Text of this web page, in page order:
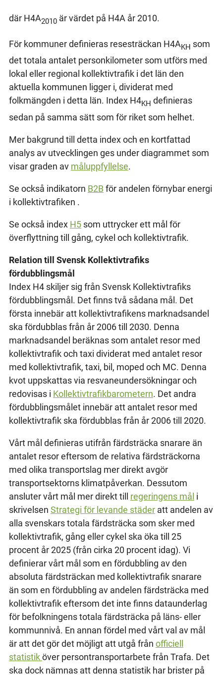
där H4A2010är värdet på H4A år 2010.
För kommuner definieras resesträckan H4AKH som
det totala antalet personkilometer som utförs med
lokal eller regional kollektivtrafik i det län den
aktuella kommunen ligger i, dividerat med
folkmängden i detta län. Index H4KH definieras
sedan på samma sätt som för riket som helhet.
Mer bakgrund till detta index och en kortfattad
analys av utvecklingen ges under diagrammet som
visar graden av måluppfyllelse.
Se också indikatorn B2Bför andelen förnybar energi
i kollektivtrafiken .
Se också index H5som uttrycker ett mål för
överflyttning till gång, cykel och kollektivtrafik.
Relation till Svensk Kollektivtrafiks
fördubblingsmål
Index H4 skiljer sig från Svensk Kollektivtrafiks
fördubblingsmål. Det finns två sådana mål. Det
första innebär att kollektivtrafikens marknadsandel
ska fördubblas från år 2006 till 2030. Denna
marknadsandel beräknas som antalet resor med
kollektivtrafik och taxi dividerat med antalet resor
med kollektivtrafik, taxi, bil, moped och MC. Denna
kvot uppskattas via resvaneundersökningar och
redovisas i Kollektivtrafikbarometern. Det andra
fördubblingsmålet innebär att antalet resor med
kollektivtrafik ska fördubblas från år 2006 till 2020.
Vårt mål definieras utifrån färdsträcka snarare än
antalet resor eftersom de relativa färdsträckorna
med olika transportslag mer direkt avgör
transportsektorns klimatpåverkan. Dessutom
ansluter vårt mål mer direkt till regeringens mål i
skrivelsen Strategi för levande städeratt andelen av
alla svenskars totala färdsträcka som sker med
kollektivtrafik, gång eller cykel ska öka till 25
procent år 2025 (från cirka 20 procent idag). Vi
definierar vårt mål som en fördubbling av den
absoluta färdsträckan med kollektivtrafik snarare
än som en fördubbling av andelen färdsträcka med
kollektivtrafik eftersom det inte finns dataunderlag
för befolkningens totala färdsträcka på läns- eller
kommunnivå. En annan fördel med vårt val av mål
är att det gör det möjligt att utgå från officiell
statistiköver persontransportarbete från Trafa. Det
ska dock nämnas att denna statistik har brister på